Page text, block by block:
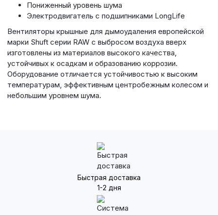
Пониженный уровень шума
Электродвигатель с подшипниками LongLife
Вентиляторы крышные для дымоудаления европейской
марки Shuft серии RAW с выбросом воздуха вверх
изготовлены из материалов высокого качества,
устойчивых к осадкам и образованию коррозии.
Оборудование отличается устойчивостью к высоким
температурам, эффективным центробежным колесом и
небольшим уровнем шума.
Быстрая доставка
1-2 дня